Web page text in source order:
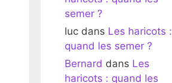
semer ?
luc dans Les haricots :
quand les semer ?
Bernard dans Les
haricots : quand les